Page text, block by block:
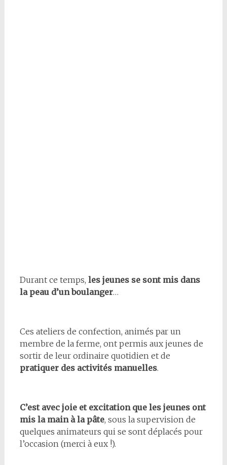
Durant ce temps, les jeunes se sont mis dans
la peau d’un boulanger…
Ces ateliers de confection, animés par un
membre de la ferme, ont permis aux jeunes de
sortir de leur ordinaire quotidien et de
pratiquer des activités manuelles.
C’est avec joie et excitation que les jeunes ont
mis la main à la pâte, sous la supervision de
quelques animateurs qui se sont déplacés pour
l’occasion (merci à eux !).